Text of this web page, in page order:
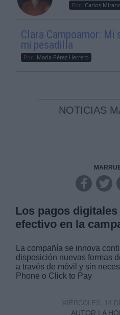
Por Carlos
Clara Campoamor: Mi
mi pesadilla
Por María Pérez Herrero
NOTICIAS
Los pagos
efectivo en la
La compañía se innova
disposición nuevas formas
a través de móvil y sin
Phone o Click to Pay
AUTOR LA
MIÉRCOLES, 14